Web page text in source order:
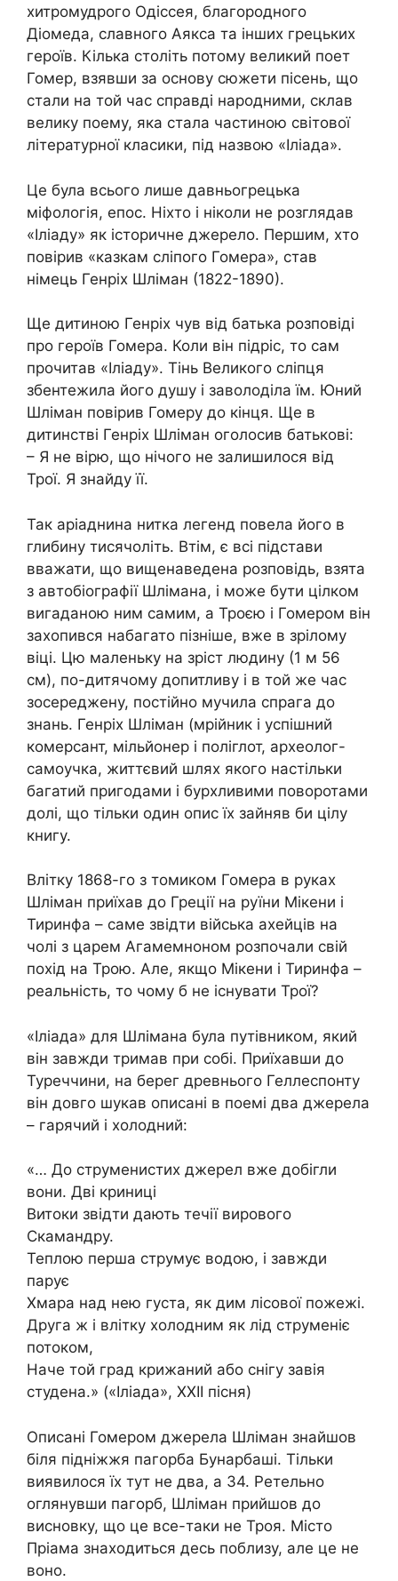
хитромудрого Одіссея, благородного
Діомеда, славного Аякса та інших грецьких
героїв. Кілька століть потому великий поет
Гомер, взявши за основу сюжети пісень, що
стали на той час справді народними, склав
велику поему, яка стала частиною світової
літературної класики, під назвою «Іліада».
Це була всього лише давньогрецька
міфологія, епос. Ніхто і ніколи не розглядав
«Іліаду» як історичне джерело. Першим, хто
повірив «казкам сліпого Гомера», став
німець Генріх Шліман (1822-1890).
Ще дитиною Генріх чув від батька розповіді
про героїв Гомера. Коли він підріс, то сам
прочитав «Іліаду». Тінь Великого сліпця
збентежила його душу і заволоділа їм. Юний
Шліман повірив Гомеру до кінця. Ще в
дитинстві Генріх Шліман оголосив батькові:
– Я не вірю, що нічого не залишилося від
Трої. Я знайду її.
Так аріаднина нитка легенд повела його в
глибину тисячоліть. Втім, є всі підстави
вважати, що вищенаведена розповідь, взята
з автобіографії Шлімана, і може бути цілком
вигаданою ним самим, а Троєю і Гомером він
захопився набагато пізніше, вже в зрілому
віці. Цю маленьку на зріст людину (1 м 56
см), по-дитячому допитливу і в той же час
зосереджену, постійно мучила спрага до
знань. Генріх Шліман (мрійник і успішний
комерсант, мільйонер і поліглот, археолог-
самоучка, життєвий шлях якого настільки
багатий пригодами і бурхливими поворотами
долі, що тільки один опис їх зайняв би цілу
книгу.
Влітку 1868-го з томиком Гомера в руках
Шліман приїхав до Греції на руїни Мікени і
Тиринфа – саме звідти війська ахейців на
чолі з царем Агамемноном розпочали свій
похід на Трою. Але, якщо Мікени і Тиринфа –
реальність, то чому б не існувати Трої?
«Іліада» для Шлімана була путівником, який
він завжди тримав при собі. Приїхавши до
Туреччини, на берег древнього Геллеспонту
він довго шукав описані в поемі два джерела
– гарячий і холодний:
«… До струменистих джерел вже добігли
вони. Дві криниці
Витоки звідти дають течії вирового
Скамандру.
Теплою перша струмує водою, і завжди
парує
Хмара над нею густа, як дим лісової пожежі.
Друга ж і влітку холодним як лід струменіє
потоком,
Наче той град крижаний або снігу завія
студена.» («Іліада», XXII пісня)
Описані Гомером джерела Шліман знайшов
біля підніжжя пагорба Бунарбаші. Тільки
виявилося їх тут не два, а 34. Ретельно
оглянувши пагорб, Шліман прийшов до
висновку, що це все-таки не Троя. Місто
Пріама знаходиться десь поблизу, але це не
воно.